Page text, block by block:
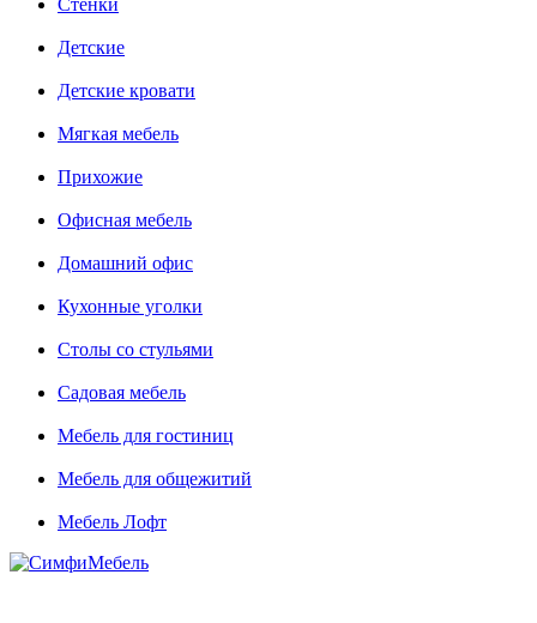
Стенки
Детские
Детские кровати
Мягкая мебель
Прихожие
Офисная мебель
Домашний офис
Кухонные уголки
Столы со стульями
Садовая мебель
Мебель для гостиниц
Мебель для общежитий
Мебель Лофт